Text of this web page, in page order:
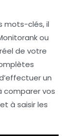
mots-clés, il
ou
de votre
un
comparer vos
à saisir les